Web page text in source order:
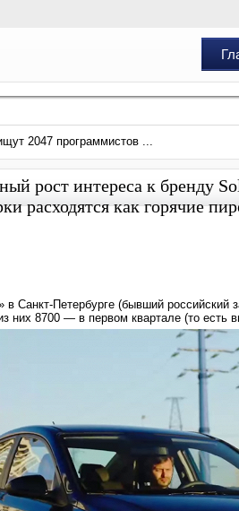
2047 программистов ...
рост интереса к бренду
расходятся как горячие
Санкт-Петербурге (бывший российский
них 8700 — в первом квартале (то есть